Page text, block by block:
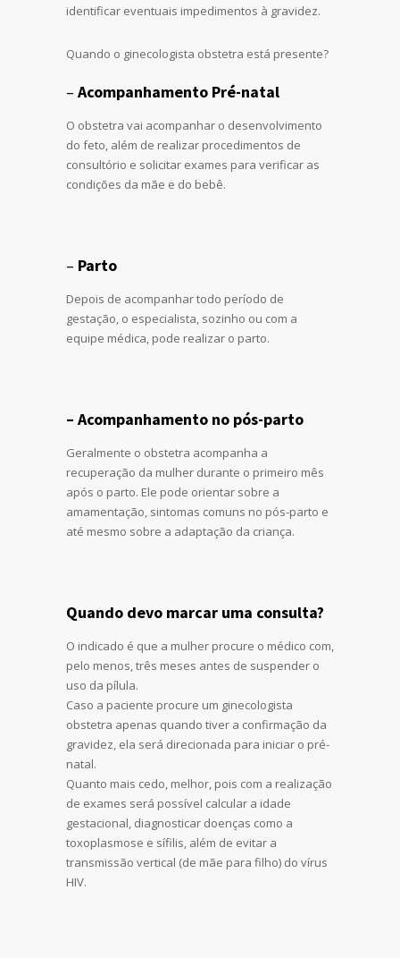
identificar eventuais impedimentos à gravidez.
Quando o ginecologista obstetra está presente?
– Acompanhamento Pré-natal
O obstetra vai acompanhar o desenvolvimento
do feto, além de realizar procedimentos de
consultório e solicitar exames para verificar as
condições da mãe e do bebê.
– Parto
Depois de acompanhar todo período de
gestação, o especialista, sozinho ou com a
equipe médica, pode realizar o parto.
– Acompanhamento no pós-parto
Geralmente o obstetra acompanha a
recuperação da mulher durante o primeiro mês
após o parto. Ele pode orientar sobre a
amamentação, sintomas comuns no pós-parto e
até mesmo sobre a adaptação da criança.
Quando devo marcar uma consulta?
O indicado é que a mulher procure o médico com,
pelo menos, três meses antes de suspender o
uso da pílula.
Caso a paciente procure um ginecologista
obstetra apenas quando tiver a confirmação da
gravidez, ela será direcionada para iniciar o pré-
natal.
Quanto mais cedo, melhor, pois com a realização
de exames será possível calcular a idade
gestacional, diagnosticar doenças como a
toxoplasmose e sífilis, além de evitar a
transmissão vertical (de mãe para filho) do vírus
HIV.